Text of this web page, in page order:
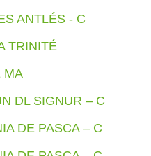
ANTLÉS - C
TRINITÉ
MA
DL SIGNUR – C
DE PASCA – C